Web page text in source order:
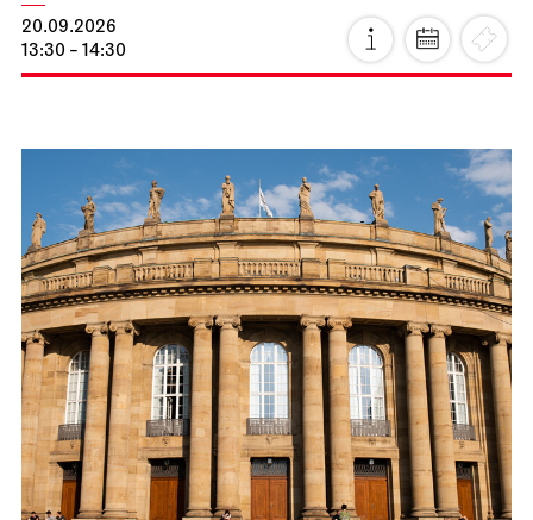
20.09.2026
13:30 - 14:30